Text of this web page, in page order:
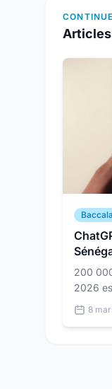
200
2026
série au
8